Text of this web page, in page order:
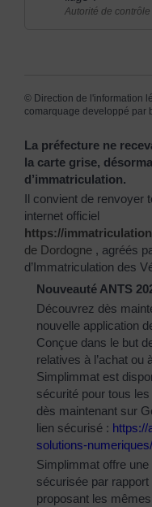
Autorité de
© Direction de l'information
comarquage developpé par
La préfecture ne
la carte grise,
d’immatriculation.
Il convient de renvoyer
internet officiel
https://
de Dordogne , agréés
d’Immatriculation des
Nouveauté ANTS
Découvrez dès
nouvelle application
Conçue dans le but
relatives à l’achat ou
Simplimmat est
sécurité pour tous
dès maintenant sur
lien sécurisé : https://
solutions-
Simplimmat offre
sécurisée par rapport
proposant les